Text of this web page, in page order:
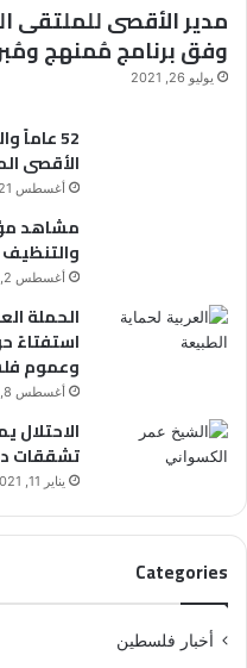
مدير الأقصى للملتقى
وفق برنامج مُمنهج
يوليو 26, 2021
52
الأقصى
أغسطس 21, 2021
مشاهد
أغسطس 2, 2021
الحملة
استفتاءً
وعموم
أغسطس 8, 2021
الاحتلال
تشققات
يناير 11, 2021
Categories
أخبار فلسطين